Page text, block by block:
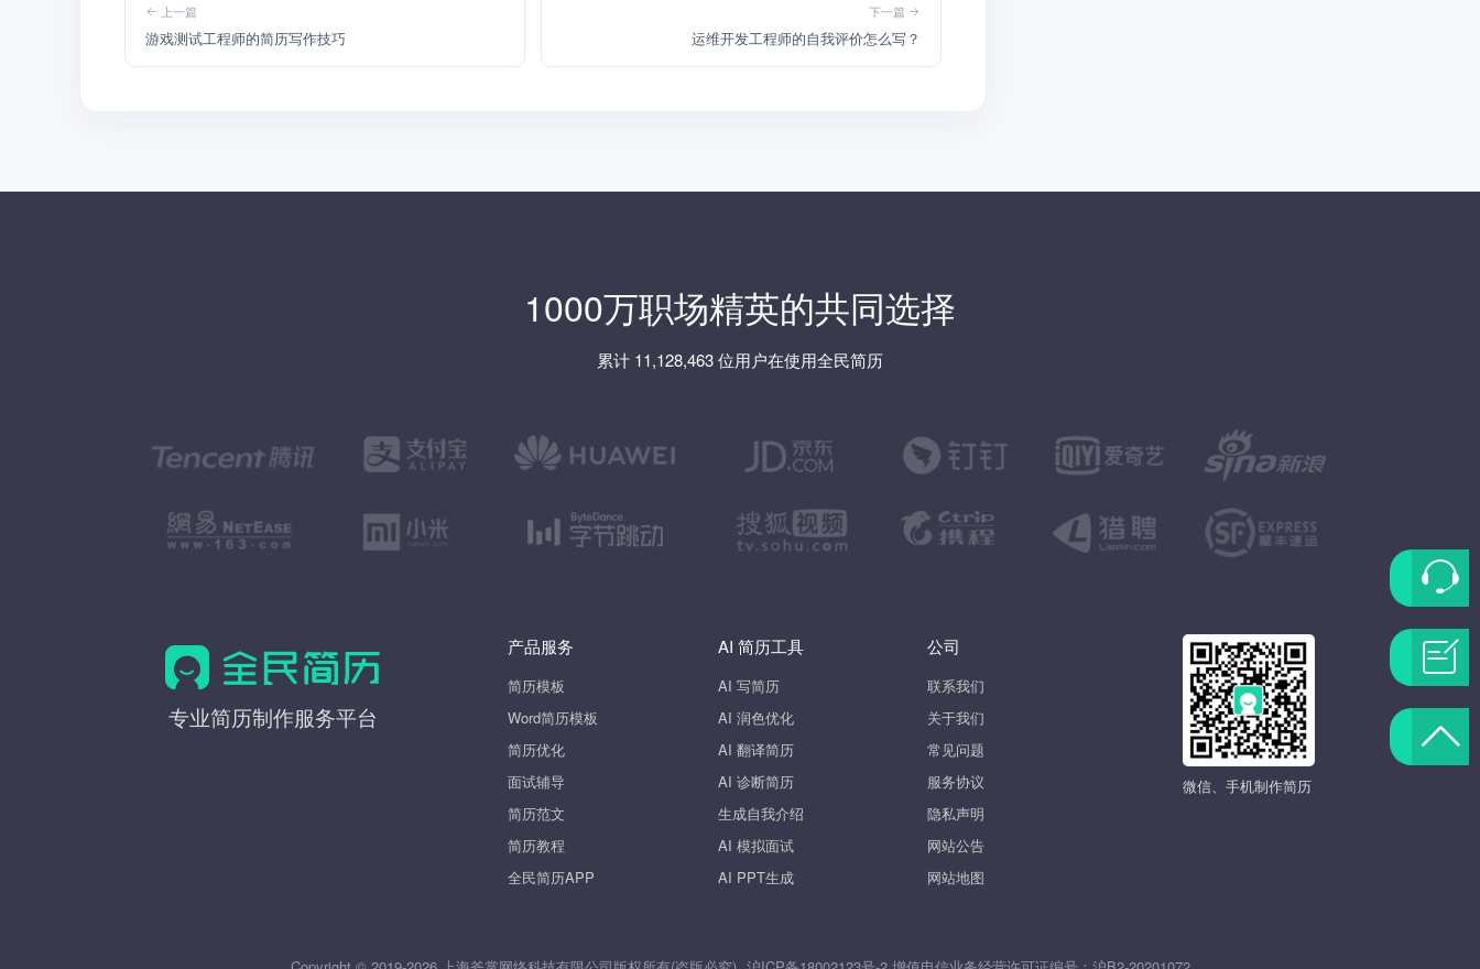
上一篇
游戏测试工程师的简历写作技巧
下一篇
运维开发工程师的自我评价怎么写？
1000万职场精英的共同选择
累计 11,128,463 位用户在使用全民简历
全
专业简历制作服务平台
产品服务
简历模板
Word简历模板
简历优化
面试辅导
简历范文
简历教程
全民简历APP
AI 简历工具
AI 写简历
AI 润色优化
AI 翻译简历
AI 诊断简历
生成自我介绍
AI 模拟面试
AI PPT生成
公司
联系我们
关于我们
常见问题
服务协议
隐私声明
网站公告
网站地图
微信、手机制作简历
联
系
客
服
题
反
返